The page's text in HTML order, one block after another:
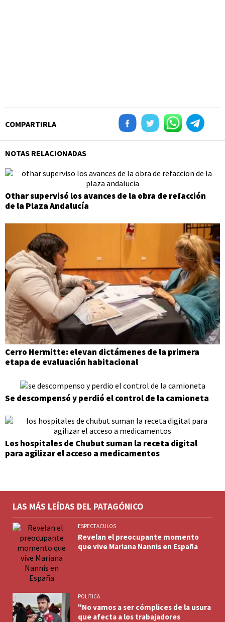
COMPARTIRLA
NOTAS RELACIONADAS
Othar supervisó los avances de la obra de refacción
de la Plaza Andalucía
Cerro Hermitte: elevan dictámenes de la primera
etapa de evaluación habitacional
Se descompensó y perdió el control de la camioneta
Los hospitales de Chubut suman la receta digital
para agilizar el acceso a medicamentos
LAS MÁS LEÍDAS DEL PATAGÓNICO
ESPECTACULOS
Revelan el preocupante momento
que vive Mariana Nannis en España
POLITICA
"No vamos a ser cómplices de la usura
que afecta a los trabajadores